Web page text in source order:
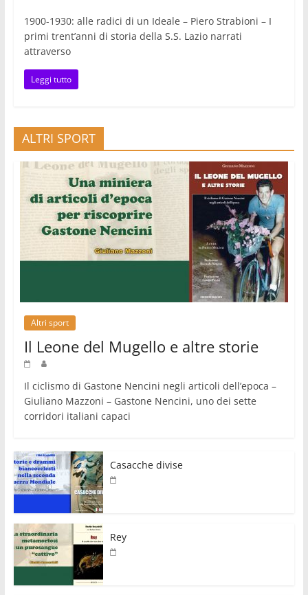
1900-1930: alle radici di un Ideale – Piero Strabioni – I
primi trent’anni di storia della S.S. Lazio narrati
attraverso
Leggi tutto
ALTRI SPORT
Altri sport
Il Leone del Mugello e altre storie
Il ciclismo di Gastone Nencini negli articoli dell’epoca –
Giuliano Mazzoni – Gastone Nencini, uno dei sette
corridori italiani capaci
Casacche divise
Rey